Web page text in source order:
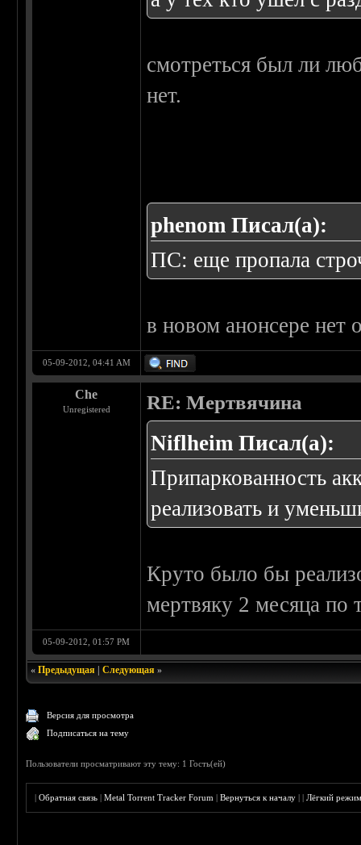
смотреться был ли
нет.
phenom Писал(а):
ПС: еще пропала
в новом анонсере нет
05-09-2012, 04:41 AM
Che
Unregistered RE: Мертвячина
Niflheim Писал(а):
Припаркованность
реализовать и
Круто было бы
мертвяку 2 месяца по
05-09-2012, 01:57 PM
«Предыдущая |Следующая »
Версия для просмотра
Подписаться на тему
Пользователи просматривают эту тему: 1 Гость(ей)
|Обратная связь |Metal Torrent Tracker Forum |Вернуться к началу ||Лёгкий